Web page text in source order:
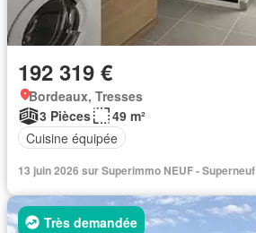
192 319 €
Bordeaux, Tresses
3 Pièces
49 m²
Cuisine équipée
13 juin 2026 sur Superimmo NEUF - Superneuf
Très demandée